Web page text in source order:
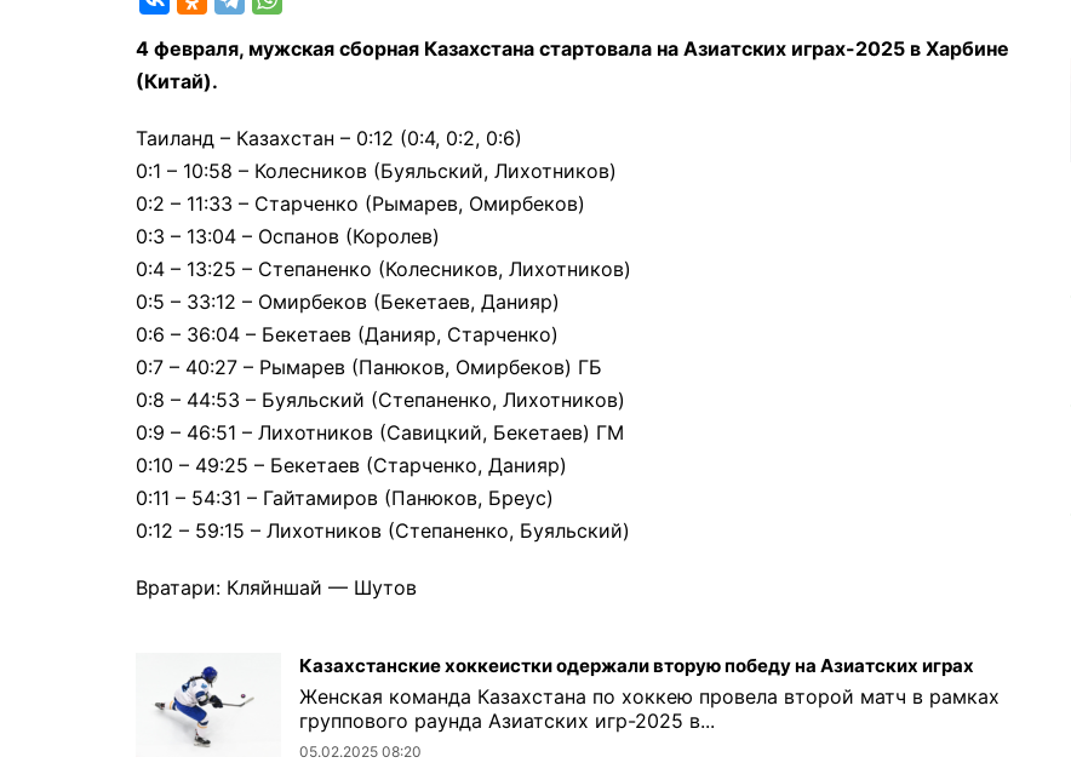
4 февраля, мужская сборная Казахстана стартовала на Азиатских играх-2025 в Харбине
(Китай).
Таиланд – Казахстан – 0:12 (0:4, 0:2, 0:6)
0:1 – 10:58 – Колесников (Буяльский, Лихотников)
0:2 – 11:33 – Старченко (Рымарев, Омирбеков)
0:3 – 13:04 – Оспанов (Королев)
0:4 – 13:25 – Степаненко (Колесников, Лихотников)
0:5 – 33:12 – Омирбеков (Бекетаев, Данияр)
0:6 – 36:04 – Бекетаев (Данияр, Старченко)
0:7 – 40:27 – Рымарев (Панюков, Омирбеков) ГБ
0:8 – 44:53 – Буяльский (Степаненко, Лихотников)
0:9 – 46:51 – Лихотников (Савицкий, Бекетаев) ГМ
0:10 – 49:25 – Бекетаев (Старченко, Данияр)
0:11 – 54:31 – Гайтамиров (Панюков, Бреус)
0:12 – 59:15 – Лихотников (Степаненко, Буяльский)
Вратари: Кляйншай — Шутов
Казахстанские хоккеистки одержали вторую победу на Азиатских играх
Женская команда Казахстана по хоккею провела второй матч в рамках
группового раунда Азиатских игр-2025 в...
05.02.2025 08:20